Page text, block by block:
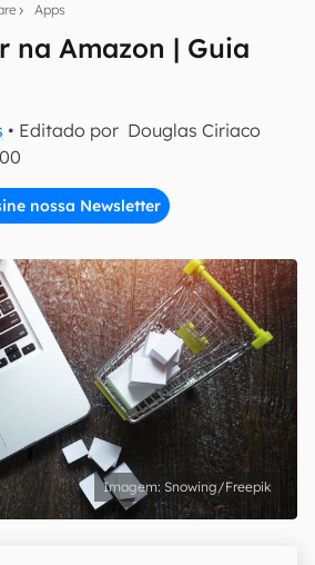
Apps
na Amazon | Guia
• Editado por Douglas Ciriaco
nossa Newsletter
e concordo com os
Snowing/Freepik